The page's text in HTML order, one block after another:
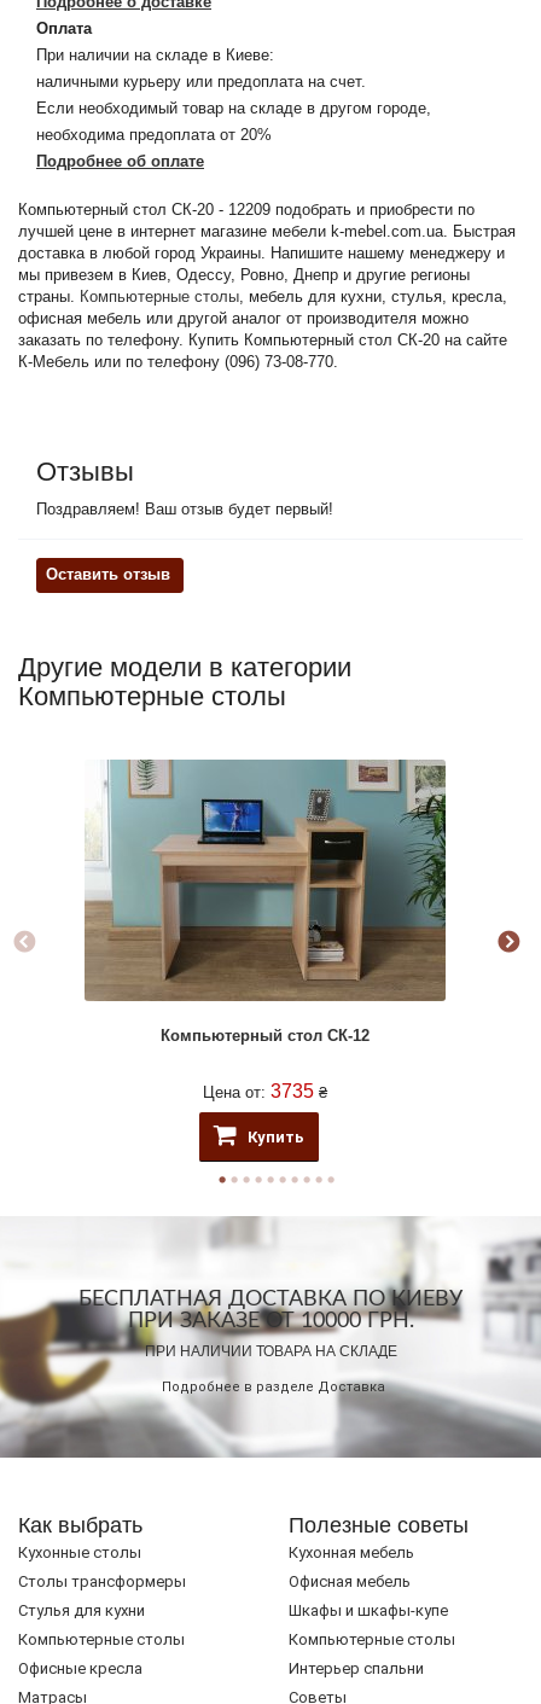
Оплата
При наличии на складе в Киеве:
наличными курьеру или предоплата на счет.
Если необходимый товар на складе в другом городе,
необходима предоплата от 20%
Подробнее об оплате
Компьютерный стол СК-20 - 12209 подобрать и приобрести по
лучшей цене в интернет магазине мебели k-mebel.com.ua. Быстрая
доставка в любой город Украины. Напишите нашему менеджеру и
мы привезем в Киев, Одессу, Ровно, Днепр и другие регионы
страны. Компьютерные столы, мебель для кухни, стулья, кресла,
офисная мебель или другой аналог от производителя можно
заказать по телефону. Купить Компьютерный стол СК-20 на сайте
К-Мебель или по телефону (096) 73-08-770.
Отзывы
Поздравляем! Ваш отзыв будет первый!
Оставить отзыв
Другие модели в категории
Компьютерные столы
Компьютерный стол СК-12
Цена от: 3735 ₴
Купить
БЕСПЛАТНАЯ ДОСТАВКА ПО КИЕВУ
ПРИ ЗАКАЗЕ ОТ 10000 ГРН.
ПРИ НАЛИЧИИ ТОВАРА НА СКЛАДЕ
Подробнее в разделе Доставка
Как выбрать
Кухонные столы
Cтолы трансформеры
Стулья для кухни
Компьютерные столы
Офисные кресла
Матрасы
Полезные советы
Кухонная мебель
Офисная мебель
Шкафы и шкафы-купе
Компьютерные столы
Интерьер спальни
Советы